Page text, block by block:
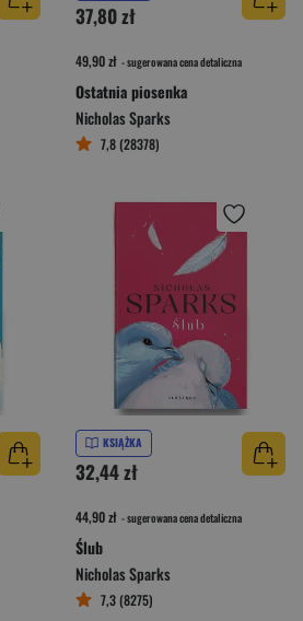
37,80 zł
49,90 zł - sugerowana cena detaliczna
Ostatnia piosenka
Nicholas Sparks
7,8 (28378)
KSIĄŻKA
32,44 zł
44,90 zł - sugerowana cena detaliczna
Ślub
Nicholas Sparks
7,3 (8275)